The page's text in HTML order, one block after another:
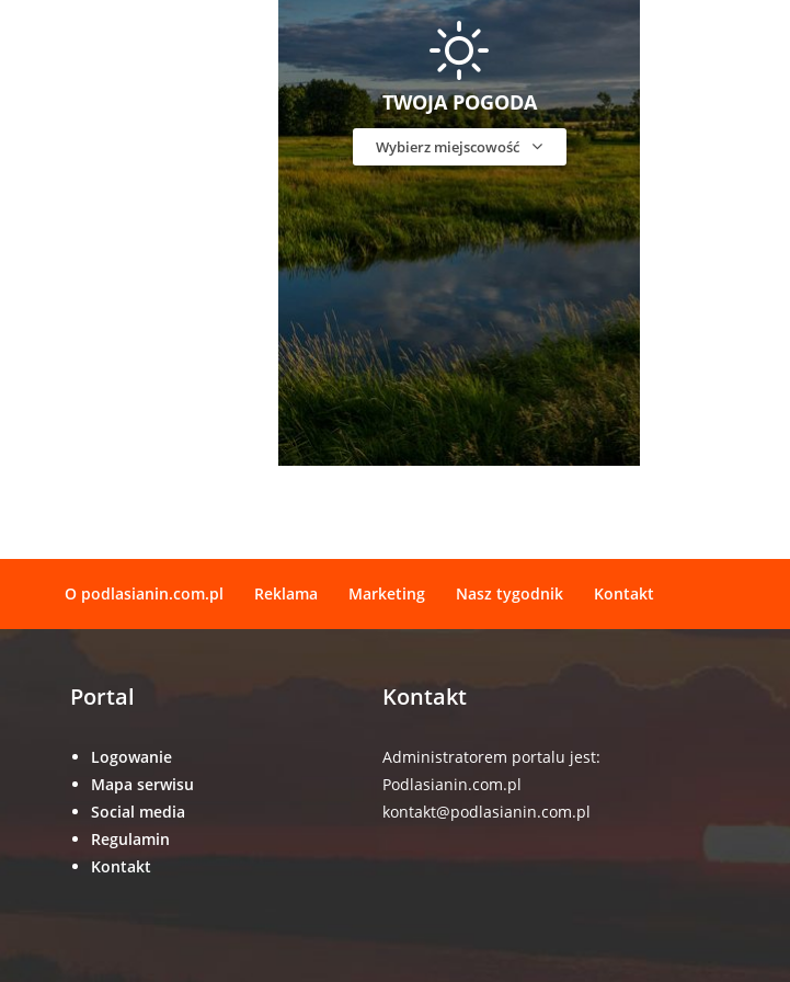
TWOJA POGODA
Wybierz miejscowość
O podlasianin.com.pl Reklama Marketing Nasz tygodnik Kontakt
Portal
Logowanie
Mapa serwisu
Social media
Regulamin
Kontakt
Kontakt
Administratorem portalu jest:
Podlasianin.com.pl
kontakt@podlasianin.com.pl